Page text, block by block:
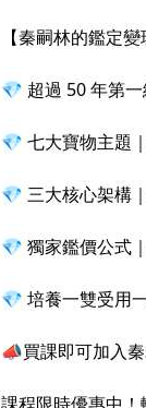
【秦嗣林的鑑定變
💎 超過 50 年第
💎 七大寶物主題
💎 三大核心架構
💎 獨家鑑價公式
💎 培養一雙受用
📣買課即可加入